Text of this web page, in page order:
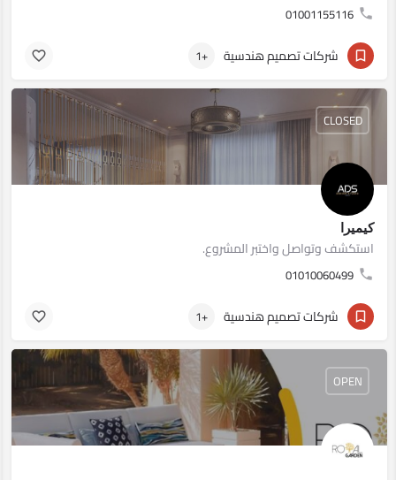
01001155116
شركات تصميم هندسية +1
كيميرا
استكشف وتواصل واختبر المشروع.
01010060499
CLOSED
شركات تصميم هندسية +1
OPEN